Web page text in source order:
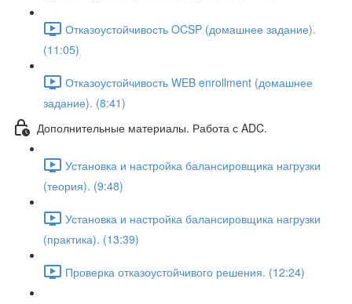
Отказоустойчивость OCSP (домашнее задание).
(11:05)
Отказоустойчивость WEB enrollment (домашнее
задание). (8:41)
Дополнительные материалы. Работа с ADC.
Установка и настройка балансировщика нагрузки
(теория). (9:48)
Установка и настройка балансировщика нагрузки
(практика). (13:39)
Проверка отказоустойчивого решения. (12:24)